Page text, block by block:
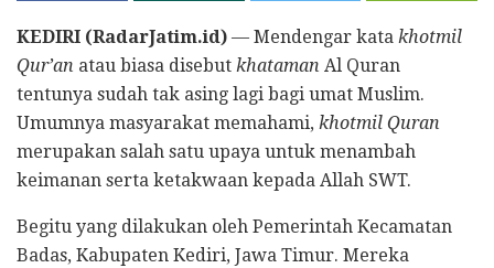
KEDIRI (RadarJatim.id) — Mendengar kata khotmil
Qur’an atau biasa disebut khataman Al Quran
tentunya sudah tak asing lagi bagi umat Muslim.
Umumnya masyarakat memahami, khotmil Quran
merupakan salah satu upaya untuk menambah
keimanan serta ketakwaan kepada Allah SWT.
Begitu yang dilakukan oleh Pemerintah Kecamatan
Badas, Kabupaten Kediri, Jawa Timur. Mereka